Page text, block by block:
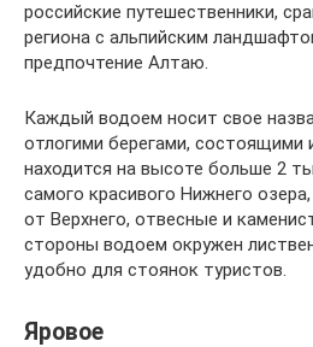
российские путешественники,
региона с альпийским
предпочтение Алтаю.
Каждый водоем носит свое
отлогими берегами, состоящими
находится на высоте больше 2
самого красивого Нижнего
от Верхнего, отвесные и
стороны водоем окружен
удобно для стоянок туристов.
Яровое